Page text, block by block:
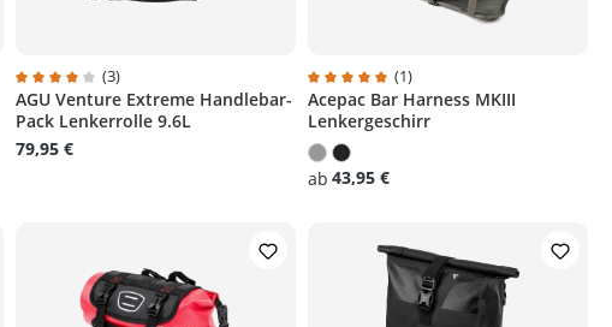
von 5 Sternen
Durchschnittliche Bewertung von 4 von 5 Sternen
(3)
AGU Venture Extreme Handlebar-
Pack Lenkerrolle 9.6L
79,95 €
Durchschnittliche Bewertung von 5
(1)
Acepac Bar Harness MKIII
Lenkergeschirr
ab 43,95 €